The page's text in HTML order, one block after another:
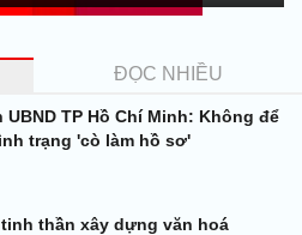
ĐỌC NHIỀU
UBND TP Hồ Chí Minh: Không để
trạng 'cò làm hồ sơ'
thần xây dựng văn hoá